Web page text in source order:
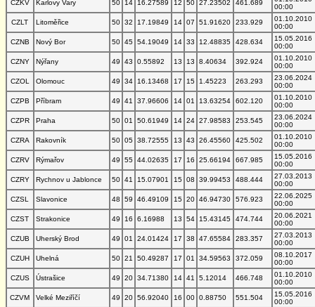
CZKV Karlovy Vary 50 14 16.27589 12 50 27.23502 461.689
00:00
CZLT
Litoměřice 50 32 17.19849 14 07 51.91620 233.929
01.10.2010
00:00
CZNB
Nový Bor 50 45 54.19049 14 33 12.48835 428.634
15.05.2016
00:00
CZNY
Nýřany 49 43 0.55892 13 13 8.40634 392.924
01.10.2010
00:00
CZOL
Olomouc 49 34 16.13468 17 15 1.45223 263.293
23.06.2024
00:00
CZPB
Příbram 49 41 37.96606 14 01 13.63254 602.120
01.10.2010
00:00
CZPR
Praha 50 01 50.61949 14 24 27.98583 253.545
23.06.2024
00:00
CZRA
Rakovník 50 05 38.72555 13 43 26.45560 425.502
01.10.2010
00:00
CZRV
Rýmařov 49 55 44.02635 17 16 25.66194 667.985
15.05.2016
00:00
CZRY
Rychnov u Jablonce 50 41 15.07901 15 08 39.99453 488.444
27.03.2013
00:00
CZSL
Slavonice 48 59 46.49109 15 20 46.94730 576.923
22.06.2025
00:00
CZST
Strakonice 49 16 6.16988 13 54 15.43145 474.744
20.06.2021
00:00
CZUB
Uherský Brod 49 01 24.01424 17 38 47.65584 283.357
27.03.2013
00:00
CZUH
Uhelná 50 21 50.49287 17 01 34.59563 372.059
08.10.2017
00:00
CZUS
Ústrašice 49 20 34.71380 14 41 5.12014 466.748
01.10.2010
00:00
CZVM
Velké Meziříčí 49 20 56.92040 16 00 0.88750 551.504
15.05.2016
00:00